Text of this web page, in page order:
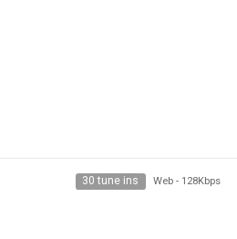
30 tune ins Web - 128Kbps